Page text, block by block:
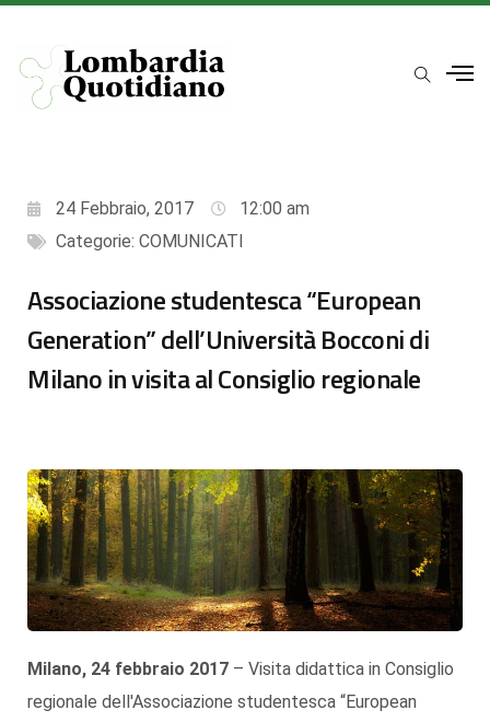
24 Febbraio, 2017
12:00 am
Categorie: COMUNICATI
Associazione studentesca “European
Generation” dell’Università Bocconi di
Milano in visita al Consiglio regionale
Milano, 24 febbraio 2017 – Visita didattica in Consiglio
regionale dell'Associazione studentesca “European